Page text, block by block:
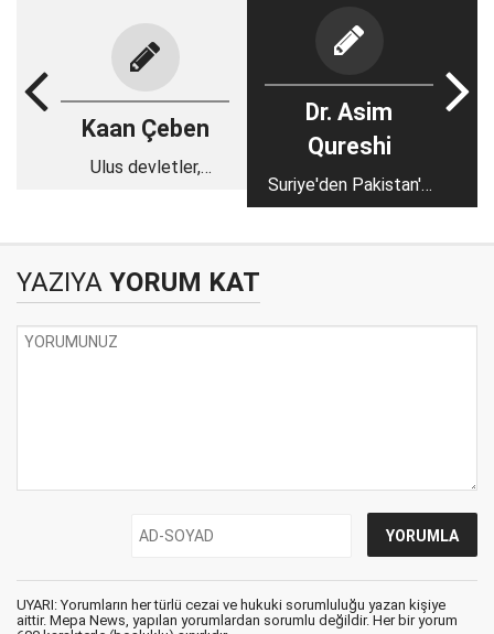
Kaan Çeben
Ulus devletler,
Dr. Asim
Qureshi
Suriye'den Pakistan'a
cezaevlerinde
YAZIYA YORUM KAT
UYARI: Yorumların her türlü cezai ve hukuki sorumluluğu yazan kişiye
aittir. Mepa News, yapılan yorumlardan sorumlu değildir. Her bir yorum